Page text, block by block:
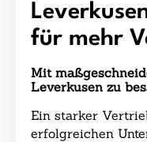
für mehr
Mit
Leverkusen zu
Ein starker
erfolgreichen